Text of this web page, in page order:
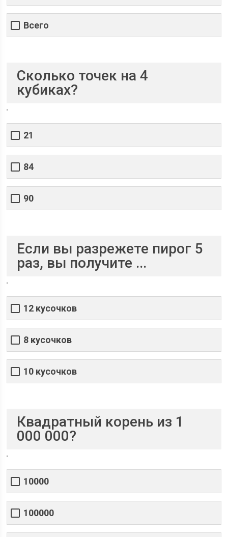
Всего
Сколько точек на 4
кубиках?
21
84
90
Если вы разрежете пирог 5
раз, вы получите ...
12 кусочков
8 кусочков
10 кусочков
Квадратный корень из 1
000 000?
10000
100000